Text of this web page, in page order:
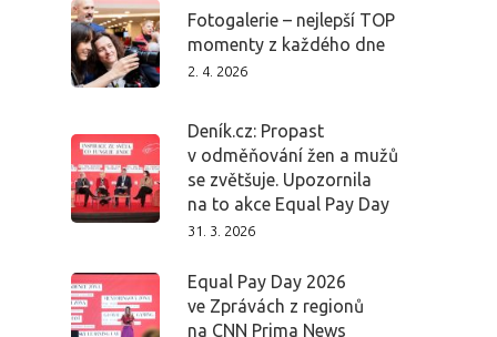
Fotogalerie – nejlepší TOP
momenty z každého dne
2. 4. 2026
Deník.cz: Propast
v odměňování žen a mužů
se zvětšuje. Upozornila
na to akce Equal Pay Day
31. 3. 2026
Equal Pay Day 2026
ve Zprávách z regionů
na CNN Prima News